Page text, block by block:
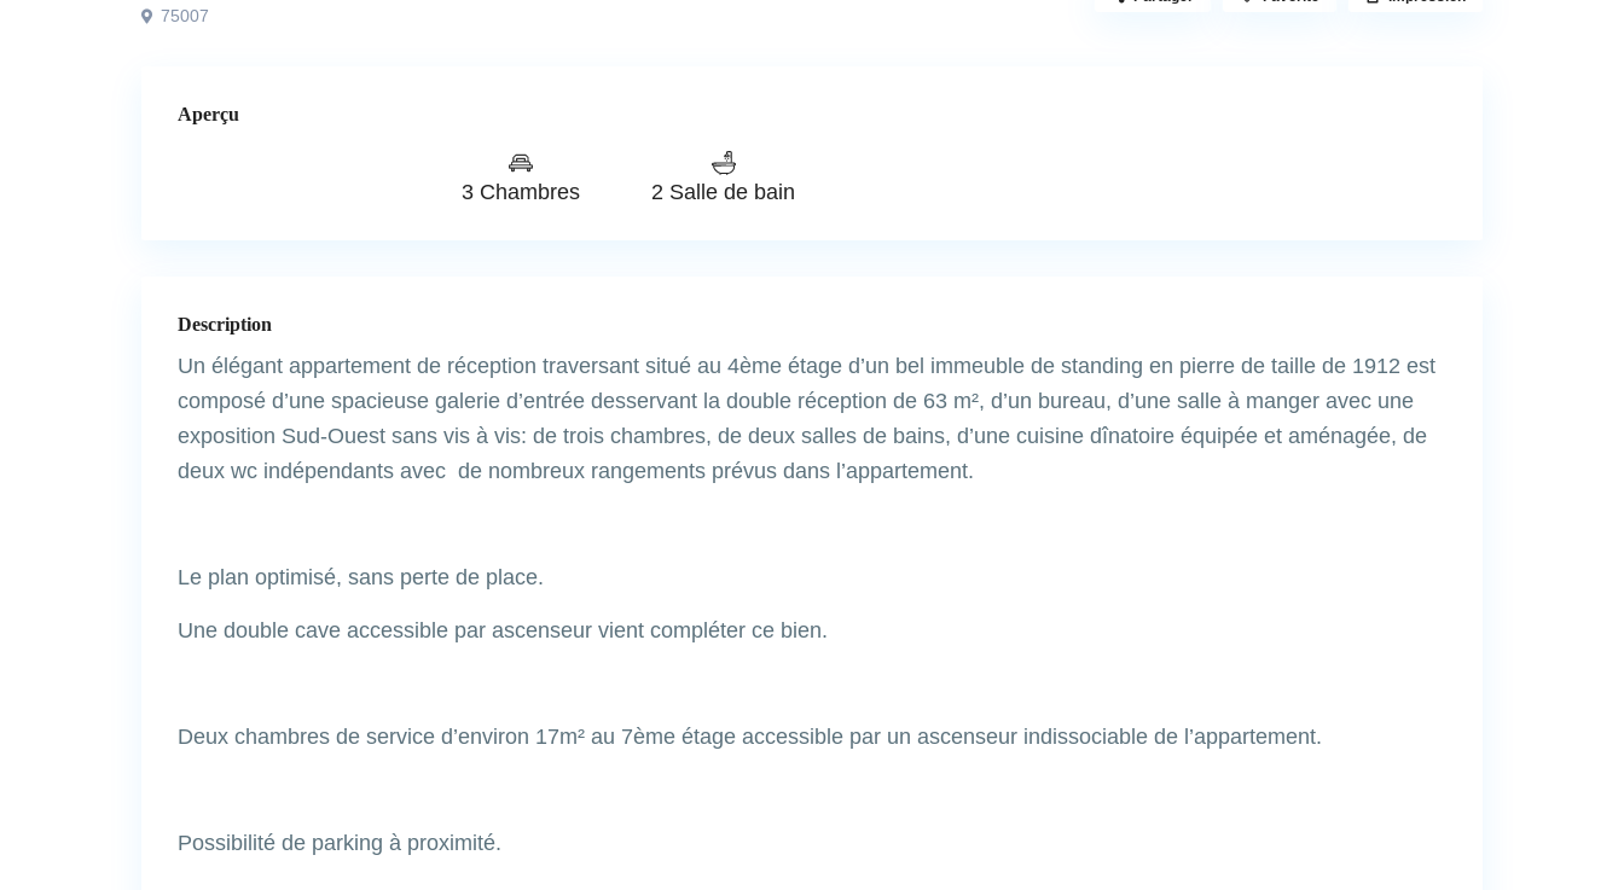
75007
Aperçu
3 Chambres 2 Salle de bain
Description
Un élégant appartement de réception traversant situé au 4ème étage d’un bel immeuble de standing en pierre de taille de 1912 est
composé d’une spacieuse galerie d’entrée desservant la double réception de 63 m², d’un bureau, d’une salle à manger avec une
exposition Sud-Ouest sans vis à vis: de trois chambres, de deux salles de bains, d’une cuisine dînatoire équipée et aménagée, de
deux wc indépendants avec de nombreux rangements prévus dans l’appartement.
Le plan optimisé, sans perte de place.
Une double cave accessible par ascenseur vient compléter ce bien.
Deux chambres de service d’environ 17m² au 7ème étage accessible par un ascenseur indissociable de l’appartement.
Possibilité de parking à proximité.